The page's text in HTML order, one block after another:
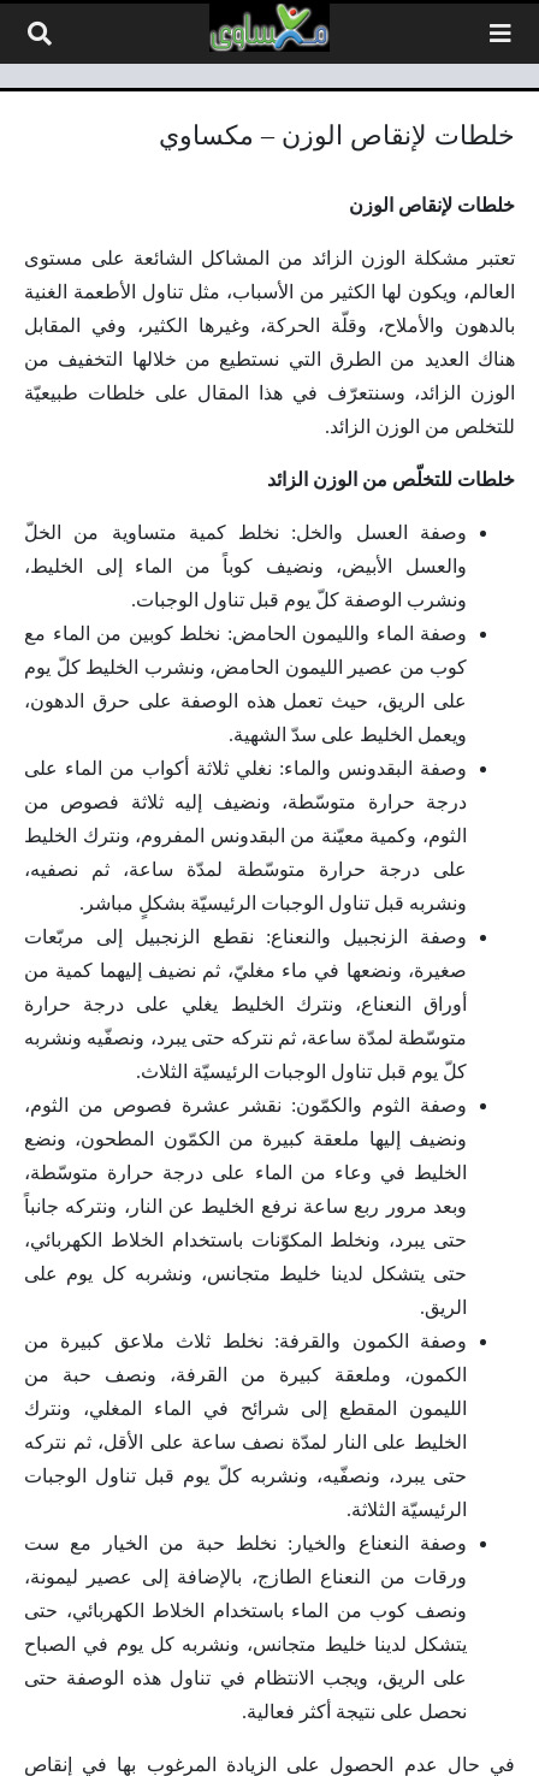
خلطات لإنقاص الوزن – مكساوي
خلطات لإنقاص الوزن
تعتبر مشكلة الوزن الزائد من المشاكل الشائعة على مستوى
العالم، ويكون لها الكثير من الأسباب، مثل تناول الأطعمة الغنية
بالدهون والأملاح، وقلّة الحركة، وغيرها الكثير، وفي المقابل
هناك العديد من الطرق التي نستطيع من خلالها التخفيف من
الوزن الزائد، وسنتعرّف في هذا المقال على خلطات طبيعيّة
للتخلص من الوزن الزائد.
خلطات للتخلّص من الوزن الزائد
وصفة العسل والخل: نخلط كمية متساوية من الخلّ
والعسل الأبيض، ونضيف كوباً من الماء إلى الخليط،
ونشرب الوصفة كلّ يوم قبل تناول الوجبات.
وصفة الماء والليمون الحامض: نخلط كوبين من الماء مع
كوب من عصير الليمون الحامض، ونشرب الخليط كلّ يوم
على الريق، حيث تعمل هذه الوصفة على حرق الدهون،
ويعمل الخليط على سدّ الشهية.
وصفة البقدونس والماء: نغلي ثلاثة أكواب من الماء على
درجة حرارة متوسّطة، ونضيف إليه ثلاثة فصوص من
الثوم، وكمية معيّنة من البقدونس المفروم، ونترك الخليط
على درجة حرارة متوسّطة لمدّة ساعة، ثم نصفيه،
ونشربه قبل تناول الوجبات الرئيسيّة بشكلٍ مباشر.
وصفة الزنجبيل والنعناع: نقطع الزنجبيل إلى مربّعات
صغيرة، ونضعها في ماء مغليّ، ثم نضيف إليهما كمية من
أوراق النعناع، ونترك الخليط يغلي على درجة حرارة
متوسّطة لمدّة ساعة، ثم نتركه حتى يبرد، ونصفّيه ونشربه
كلّ يوم قبل تناول الوجبات الرئيسيّة الثلاث.
وصفة الثوم والكمّون: نقشر عشرة فصوص من الثوم،
ونضيف إليها ملعقة كبيرة من الكمّون المطحون، ونضع
الخليط في وعاء من الماء على درجة حرارة متوسّطة،
وبعد مرور ربع ساعة نرفع الخليط عن النار، ونتركه جانباً
حتى يبرد، ونخلط المكوّنات باستخدام الخلاط الكهربائي،
حتى يتشكل لدينا خليط متجانس، ونشربه كل يوم على
الريق.
وصفة الكمون والقرفة: نخلط ثلاث ملاعق كبيرة من
الكمون، وملعقة كبيرة من القرفة، ونصف حبة من
الليمون المقطع إلى شرائح في الماء المغلي، ونترك
الخليط على النار لمدّة نصف ساعة على الأقل، ثم نتركه
حتى يبرد، ونصفّيه، ونشربه كلّ يوم قبل تناول الوجبات
الرئيسيّة الثلاثة.
وصفة النعناع والخيار: نخلط حبة من الخيار مع ست
ورقات من النعناع الطازج، بالإضافة إلى عصير ليمونة،
ونصف كوب من الماء باستخدام الخلاط الكهربائي، حتى
يتشكل لدينا خليط متجانس، ونشربه كل يوم في الصباح
على الريق، ويجب الانتظام في تناول هذه الوصفة حتى
نحصل على نتيجة أكثر فعالية.
في حال عدم الحصول على الزيادة المرغوب بها في إنقاص